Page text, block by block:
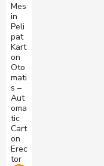
Mes
in
Peli
pat
Kart
on
Oto
mati
s –
Aut
oma
tic
Cart
on
Erec
tor